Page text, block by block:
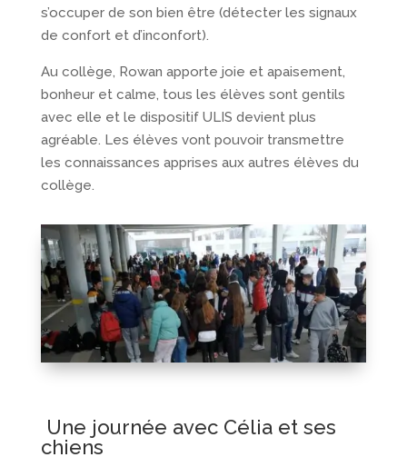
s’occuper de son bien être (détecter les signaux
de confort et d’inconfort).
Au collège, Rowan apporte joie et apaisement,
bonheur et calme, tous les élèves sont gentils
avec elle et le dispositif ULIS devient plus
agréable. Les élèves vont pouvoir transmettre
les connaissances apprises aux autres élèves du
collège.
Une journée avec Célia et ses
chiens